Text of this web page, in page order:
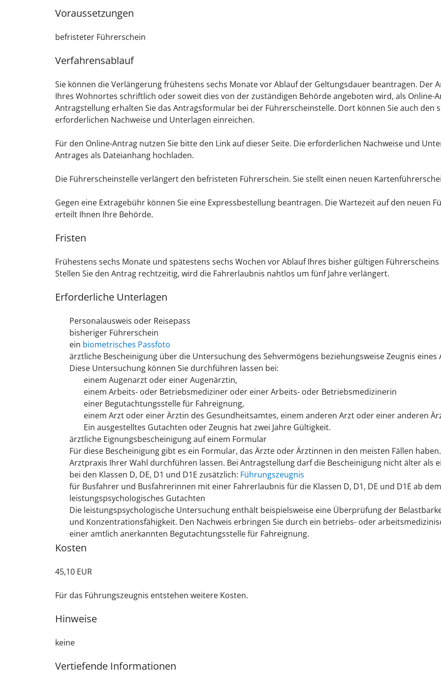
Voraussetzungen
befristeter Führerschein
Verfahrensablauf
Sie können die Verlängerung frühestens sechs Monate vor Ablauf der Geltungsdauer beantragen. Der
Ihres Wohnortes schriftlich oder soweit dies von der zuständigen Behörde angeboten wird, als Online-
Antragstellung erhalten Sie das Antragsformular bei der Führerscheinstelle. Dort können Sie auch den
erforderlichen Nachweise und Unterlagen einreichen.
Für den Online-Antrag nutzen Sie bitte den Link auf dieser Seite. Die erforderlichen Nachweise und
Antrages als Dateianhang hochladen.
Die Führerscheinstelle verlängert den befristeten Führerschein. Sie stellt einen neuen
Gegen eine Extragebühr können Sie eine Expressbestellung beantragen. Die Wartezeit auf den neuen
erteilt Ihnen Ihre Behörde.
Fristen
Frühestens sechs Monate und spätestens sechs Wochen vor Ablauf Ihres bisher gültigen Führerscheins
Stellen Sie den Antrag rechtzeitig, wird die Fahrerlaubnis nahtlos um fünf Jahre verlängert.
Erforderliche Unterlagen
Personalausweis oder Reisepass
bisheriger Führerschein
ein biometrisches Passfoto
ärztliche Bescheinigung über die Untersuchung des Sehvermögens beziehungsweise Zeugnis
Diese Untersuchung können Sie durchführen lassen bei:
einem Augenarzt oder einer Augenärztin,
einem Arbeits- oder Betriebsmediziner oder einer Arbeits- oder Betriebsmedizinerin
einer Begutachtungsstelle für Fahreignung,
einem Arzt oder einer Ärztin des Gesundheitsamtes, einem anderen Arzt oder einer anderen
Ein ausgestelltes Gutachten oder Zeugnis hat zwei Jahre Gültigkeit.
ärztliche Eignungsbescheinigung auf einem Formular
Für diese Bescheinigung gibt es ein Formular, das Ärzte oder Ärztinnen in den meisten Fällen
Arztpraxis Ihrer Wahl durchführen lassen. Bei Antragstellung darf die Bescheinigung nicht älter als
bei den Klassen D, DE, D1 und D1E zusätzlich: Führungszeugnis
für Busfahrer und Busfahrerinnen mit einer Fahrerlaubnis für die Klassen D, D1, DE und D1E ab
leistungspsychologisches Gutachten
Die leistungspsychologische Untersuchung enthält beispielsweise eine Überprüfung der
und Konzentrationsfähigkeit. Den Nachweis erbringen Sie durch ein betriebs- oder
einer amtlich anerkannten Begutachtungsstelle für Fahreignung.
Kosten
45,10 EUR
Für das Führungszeugnis entstehen weitere Kosten.
Hinweise
keine
Vertiefende Informationen